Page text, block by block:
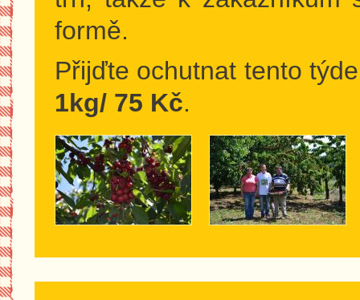
formě.
Přijďte ochutnat tento
1kg/ 75 Kč